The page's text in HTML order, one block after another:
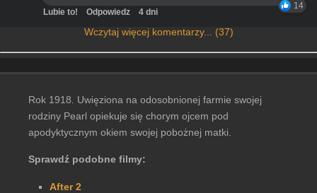
14
Lubie to! Odpowiedz 4 dni
Wczytaj więcej komentarzy... (37)
Rok 1918. Uwięziona na odosobnionej farmie swojej
rodziny Pearl opiekuje się chorym ojcem pod
apodyktycznym okiem swojej pobożnej matki.
Sprawdź podobne filmy:
After 2